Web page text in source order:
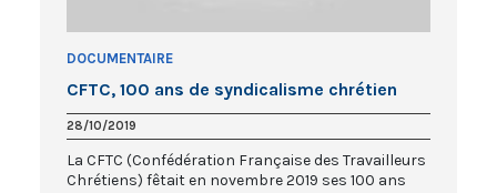
DOCUMENTAIRE
CFTC, 100 ans de syndicalisme chrétien
28/10/2019
La CFTC (Confédération Française des Travailleurs
Chrétiens) fêtait en novembre 2019 ses 100 ans